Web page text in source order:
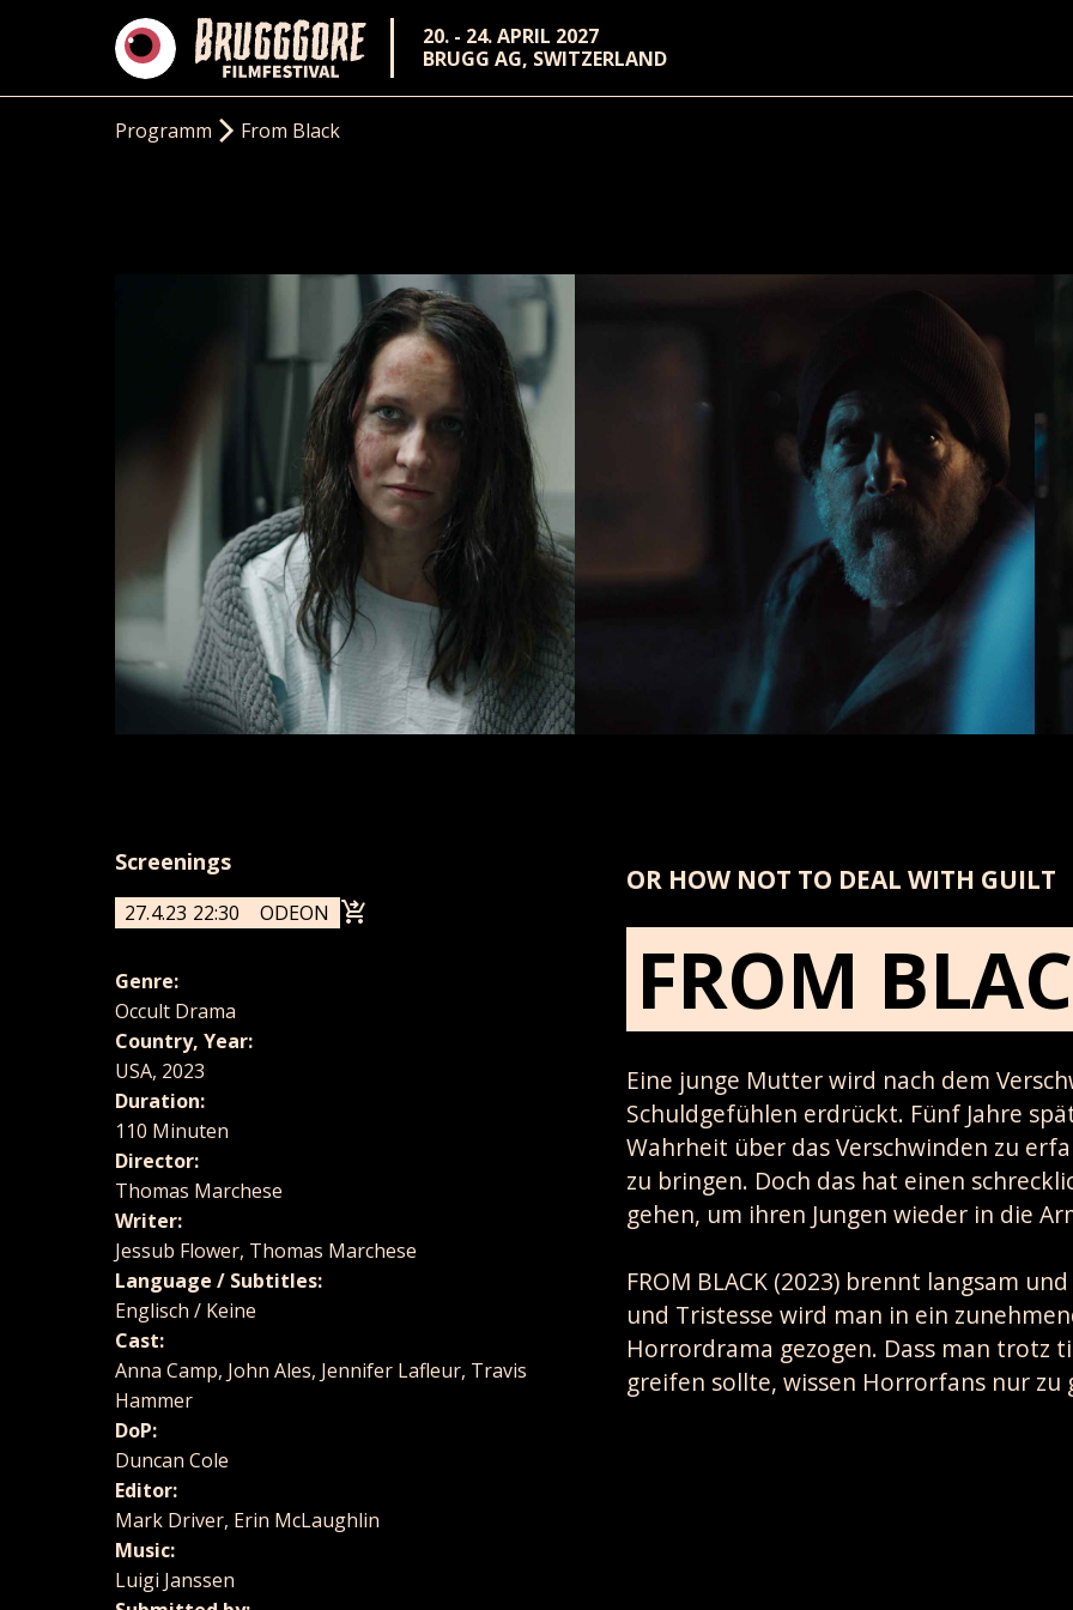
20. - 24. APRIL 2027
BRUGG AG, SWITZERLAND
Programm From Black
Screenings
27.4.23 22:30 ODEON
Genre:
Occult Drama
Country, Year:
USA, 2023
Duration:
110 Minuten
Director:
Thomas Marchese
Writer:
Jessub Flower, Thomas Marchese
Language / Subtitles:
Englisch / Keine
Cast:
Anna Camp, John Ales, Jennifer Lafleur, Travis
Hammer
DoP:
Duncan Cole
Editor:
Mark Driver, Erin McLaughlin
Music:
Luigi Janssen
OR HOW NOT TO DEAL WITH GUILT
FROM
Eine junge Mutter wird nach dem
Schuldgefühlen erdrückt. Fünf Jahre
Wahrheit über das Verschwinden zu
zu bringen. Doch das hat einen
gehen, um ihren Jungen wieder in die
FROM BLACK (2023) brennt langsam
und Tristesse wird man in ein
Horrordrama gezogen. Dass man trotz
greifen sollte, wissen Horrorfans nur zu